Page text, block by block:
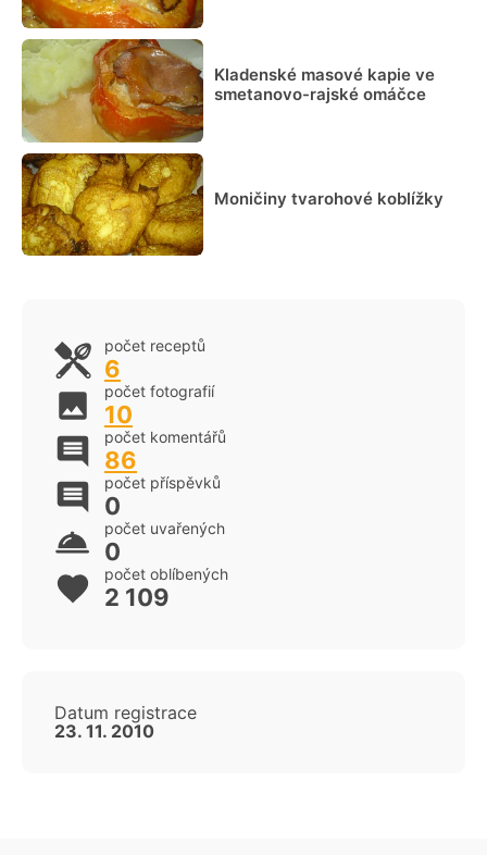
Kladenské masové kapie ve
smetanovo-rajské omáčce
Moničiny tvarohové koblížky
počet receptů
6
počet fotografií
10
počet komentářů
86
počet příspěvků
0
počet uvařených
0
počet oblíbených
2 109
Datum registrace
23. 11. 2010